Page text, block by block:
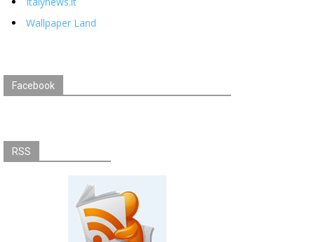
Wallpaper Land
Facebook
RSS